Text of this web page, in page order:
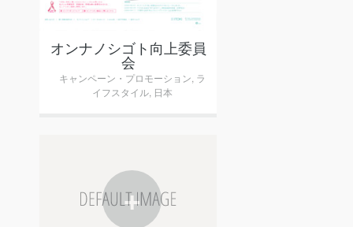
オンナノシゴト向上委員
会
キャンペーン・プロモーション ラ
イフスタイル, 日本
+